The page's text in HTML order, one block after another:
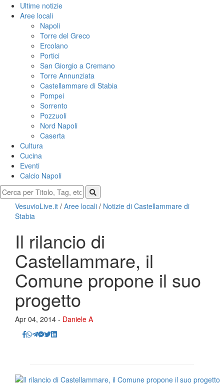
Ultime notizie
Aree locali
Napoli
Torre del Greco
Ercolano
Portici
San Giorgio a Cremano
Torre Annunziata
Castellammare di Stabia
Pompei
Sorrento
Pozzuoli
Nord Napoli
Caserta
Cultura
Cucina
Eventi
Calcio Napoli
VesuvioLive.it / Aree locali / Notizie di Castellammare di
Stabia
Il rilancio di
Castellammare, il
Comune propone il suo
progetto
Apr 04, 2014 - Daniele A